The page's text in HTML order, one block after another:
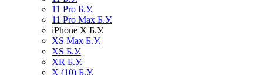
11 Pro Б.У.
11 Pro Max Б.У.
iPhone X Б.У.
XS Max Б.У.
XS Б.У.
XR Б.У.
X (10) Б.У.